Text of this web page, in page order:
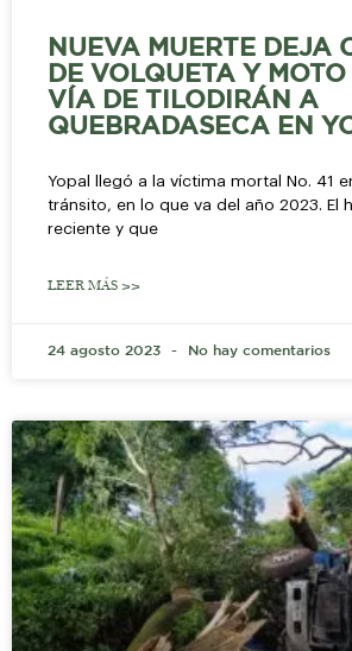
NUEVA MUERTE DEJA
DE VOLQUETA Y
VÍA DE TILODIRÁN A
QUEBRADASECA EN
Yopal llegó a la víctima mortal No. 41
tránsito, en lo que va del año 2023. El
reciente y que
LEER MÁS >>
24 agosto 2023 No hay comentarios